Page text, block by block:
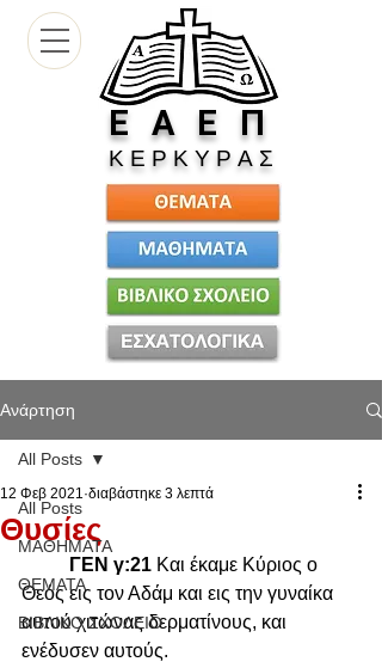
Ε Α Ε Π
Κ Ε Ρ Κ Υ Ρ Α Σ
Ανάρτηση
All Posts
ΜΑΘΗΜΑΤΑ
ΘΕΜΑΤΑ
ΒΙΒΛΙΚΟ ΣΧΟΛΕΙΟ
All Posts
Θυσίες
12 Φεβ 2021 διαβάστηκε 3 λεπτά
ΓΕΝ γ:21 Και έκαμε Κύριος ο
Θεός εις τον Αδάμ και εις την γυναίκα
αυτού χιτώνας δερματίνους, και
ενέδυσεν αυτούς.